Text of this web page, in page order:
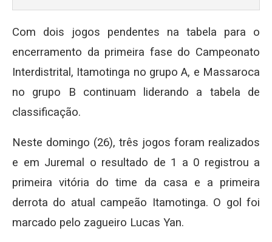
Com dois jogos pendentes na tabela para o
encerramento da primeira fase do Campeonato
Interdistrital, Itamotinga no grupo A, e Massaroca
no grupo B continuam liderando a tabela de
classificação.
Neste domingo (26), três jogos foram realizados
e em Juremal o resultado de 1 a 0 registrou a
primeira vitória do time da casa e a primeira
derrota do atual campeão Itamotinga. O gol foi
marcado pelo zagueiro Lucas Yan.